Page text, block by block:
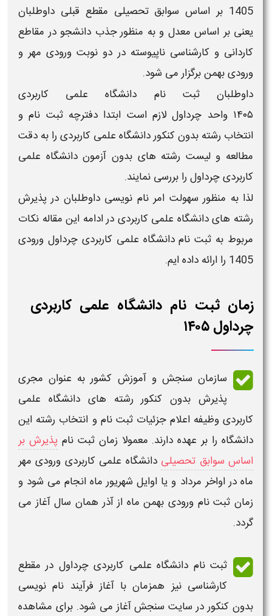
1405 بر اساس سوابق تحصیلی مقطع قبلی داوطلبان
یعنی بر اساس معدل وبه منظور جذب دانشجو در مقاطع
کاردانی و کارشناسی ناپیوسته در دو نوبت ورودی مهر و
ورودیبهمنبرگزار می شود.
داوطلبانثبت نام دانشگاه علمی کاربردی
۱۴۰۵ واحد چرداول لازم است ابتدا دفترچه ثبت نام و
انتخاب رشته بدون کنکور دانشگاه علمی کاربردی را به دقت
مطالعه ولیست رشته های بدون آزمون دانشگاه علمی
کاربردیچرداول را بررسی نمایند.
لذا به منظور سهولت امر نام نویسی داوطلبان در پذیرش
رشته هایدانشگاه علمی کاربردی در ادامه این مقاله نکات
مربوط به ثبت نام دانشگاه علمی کاربردیچرداول ورودی
1405 را ارائه داده ایم.
زمان ثبت نام دانشگاه علمی کاربردی
چرداول ۱۴۰۵
سازمان سنجش و آموزش کشور به عنوان مجری
پذیرش بدون کنکور رشته های دانشگاه علمی
کاربردی وظیفه اعلام جزئیات ثبت نام و انتخاب رشته این
دانشگاه را بر عهده دارند. معمولا زمان ثبت نام پذیرش بر
اساس سوابق تحصیلی دانشگاه علمی کاربردی ورودی مهر
ماه در اواخر مرداد و یا اوایل شهریور ماه انجام می شود و
زمان ثبت نام ورودی بهمن ماه از آذر همان سال آغاز می
گردد.
ثبت نام دانشگاه علمی کاربردی چرداول در مقطع
کارشناسینیز همزمان با آغاز فرآیند نام نویسی
بدون کنکور در سایت سنجش آغاز می شود. برای مشاهده